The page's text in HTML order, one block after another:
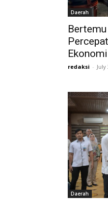
Daerah
redaksi - July
Daerah